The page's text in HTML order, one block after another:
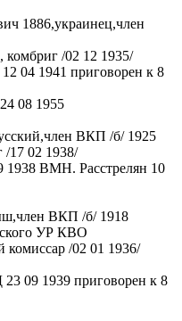
1886,украинец,член
/02 12 1935/
04 1941 приговорен к 8
08 1955
ВКП /б/ 1925
17 02 1938/
1938 ВМН. Расстрелян 10
ВКП /б/ 1918
УР КВО
комиссар /02 01 1936/
09 1939 приговорен к 8